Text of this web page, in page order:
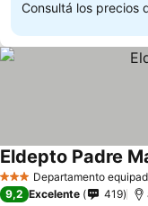
Consultá los precios
3 EstrellasDepartamento
Eldepto Padre
9,2 Excelente 419